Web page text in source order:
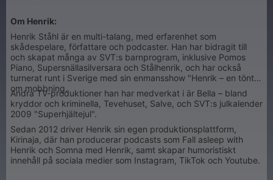
Om Henrik:
Henrik Ståhl är en multi-talang, med erfarenhet som
skådespelare, författare och podcaster. Han har bidragit till
och skapat många av SVT:s barnprogram, inklusive Pomos
Piano, Supersnällasilversara och Stålhenrik, och har också
turnerat runt i Sverige med sin enmansshow "Henrik – en tönt",
om mobbning.
Andra TV-produktioner han har medverkat i är Bella – bland
kryddor och kriminella, Tevehuset, Salve, och SVT:s julkalender
2009 "Superhjältejul".
Sedan 2012 driver Henrik sin egen produktionsplattform,
Kirinaja, där han producerar podcasts som Fall asleep with
Henrik och Somna med Henrik, samt skapar humoristiskt
innehåll på sociala medier som Instagram, TikTok och Youtube.